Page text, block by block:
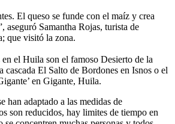
El queso se funde con el maíz y crea
aseguró Samantha Rojas, turista de
que visitó la zona.
el Huila son el famoso Desierto de la
cascada El Salto de Bordones en Isnos o el
en Gigante, Huila.
han adaptado a las medidas de
son reducidos, hay limites de tiempo en